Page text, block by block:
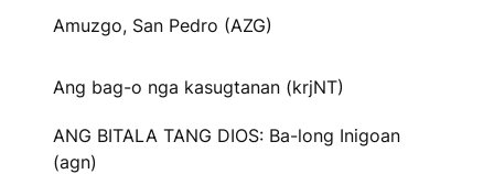
Amuzgo, San Pedro (AZG)
Ang bag-o nga kasugtanan (krjNT)
ANG BITALA TANG DIOS: Ba-long Inigoan
(agn)